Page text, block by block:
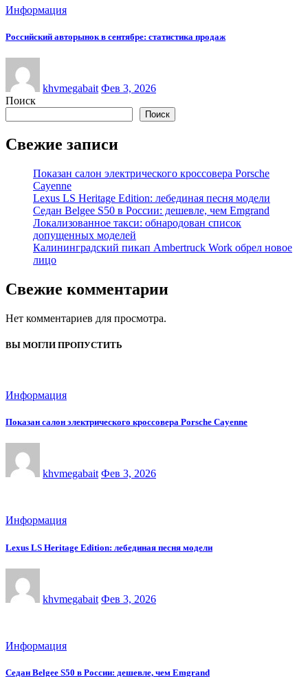
Информация
Российский авторынок в сентябре: статистика продаж
khvmegabait Фев 3, 2026
Поиск
Поиск
Свежие записи
Показан салон электрического кроссовера Porsche
Cayenne
Lexus LS Heritage Edition: лебединая песня модели
Седан Belgee S50 в России: дешевле, чем Emgrand
Локализованное такси: обнародован список
допущенных моделей
Калининградский пикап Ambertruck Work обрел новое
лицо
Свежие комментарии
Нет комментариев для просмотра.
ВЫ МОГЛИ ПРОПУСТИТЬ
Информация
Показан салон электрического кроссовера Porsche Cayenne
khvmegabait Фев 3, 2026
Информация
Lexus LS Heritage Edition: лебединая песня модели
khvmegabait Фев 3, 2026
Информация
Седан Belgee S50 в России: дешевле, чем Emgrand